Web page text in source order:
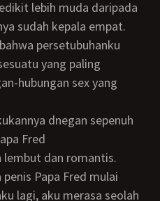
sudah kepala empat.
persetubuhanku
yang paling
hubungan sex yang
Fred
lembut dan romantis.
lagi, aku merasa seolah